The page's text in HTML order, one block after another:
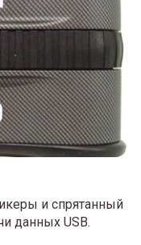
и спрятанный
данных USB.